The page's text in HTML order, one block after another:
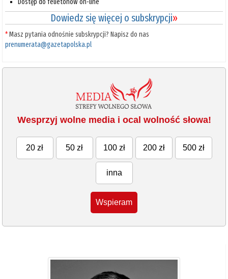
Dowiedz się więcej o subskrypcji»
*Masz pytania odnośnie subskrypcji? Napisz do nas
prenumerata@gazetapolska.pl
Wesprzyj wolne media i ocal wolność słowa!
20 zł 50 zł 100 zł 200 zł 500 zł
inna
Wspieram